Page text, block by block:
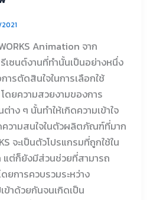
Animation จาก
ซนต์งานที่ทำนั้นเป็นอย่างหนึ่ง
รตัดสินใจในการเลือกใช้
ยความสวยงามของการ
าง ๆ นั้นทำให้เกิดความเข้าใจ
ความสนใจในตัวผลิตภัณฑ์ที่มาก
จะเป็นตัวโปรแกรมที่ถูกใช้ใน
แต่ก็ยังมีส่วนช่วยที่สามารถ
ยการควบรวมระหว่าง
ข้าด้วยกันจนเกิดเป็น